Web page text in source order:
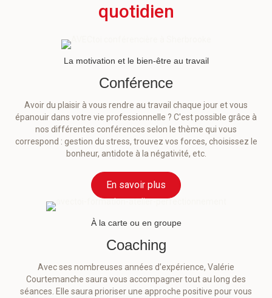
quotidien
La motivation et le bien-être au travail
Conférence
Avoir du plaisir à vous rendre au travail chaque jour et vous
épanouir dans votre vie professionnelle ? C'est possible grâce à
nos différentes conférences selon le thème qui vous
correspond : gestion du stress, trouvez vos forces, choisissez le
bonheur, antidote à la négativité, etc.
En savoir plus
À la carte ou en groupe
Coaching
Avec ses nombreuses années d’expérience, Valérie
Courtemanche saura vous accompagner tout au long des
séances. Elle saura prioriser une approche positive pour vous